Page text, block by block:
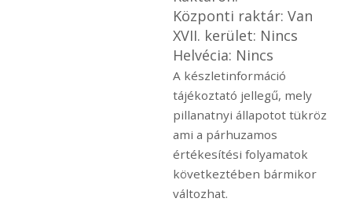
Központi raktár: Van
XVII. kerület: Nincs
Helvécia: Nincs
A készletinformáció
tájékoztató jellegű, mely
pillanatnyi állapotot tükröz
ami a párhuzamos
értékesítési folyamatok
következtében bármikor
változhat.